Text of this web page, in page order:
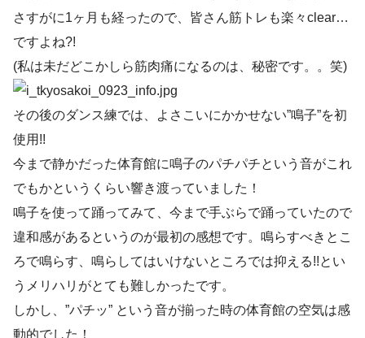
さすがに1ヶ月も経ったので、皆さん筋トレも楽々clear…
ですよね?!
(私は未だどこかしら筋肉痛になるのは、秘密です。。笑)
その後のダンス練では、よさこいにかかせない”鳴子”を初
使用!!
今まで静かだった体育館に鳴子のパチパチという音がこれ
でもかというくらい響き渡っていました！
鳴子を使って踊ってみて、今まで手ぶらで踊っていたので
違和感があるというのが最初の感想です。鳴らすべきとこ
ろで鳴らす、鳴らしてはいけないところでは抑える!!とい
うメリハリがとても難しかったです。
しかし、”パチッ” という音が揃った時の体育館の空気は感
動的でした！